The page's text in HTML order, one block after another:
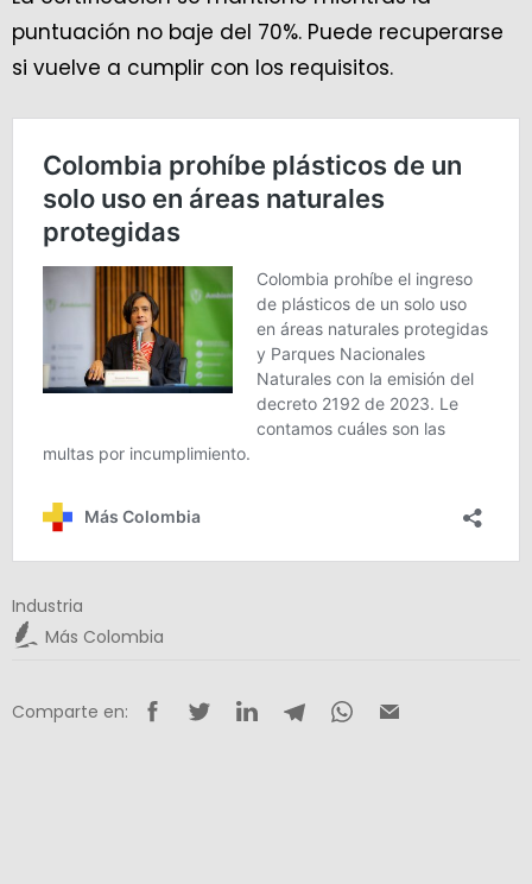
puntuación no baje del 70%. Puede recuperarse
si vuelve a cumplir con los requisitos.
Industria
Más Colombia
Comparte en: